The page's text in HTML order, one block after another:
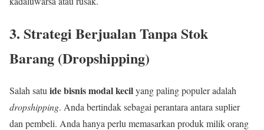
3. Strategi Berjualan Tanpa Stok
Barang (Dropshipping)
Salah satu ide bisnis modal kecilyang paling populer adalah
dropshipping. Anda bertindak sebagai perantara antara suplier
dan pembeli. Anda hanya perlu memasarkan produk milik orang